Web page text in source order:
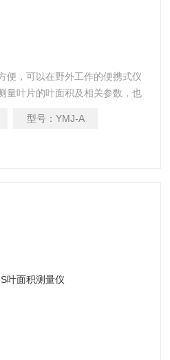
便，可以在野外工作的便携式仪
量叶片的叶面积及相关参数，也
型号： YMJ-A